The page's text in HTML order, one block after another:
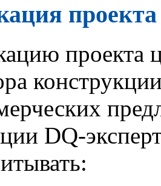
проекта
DQ-